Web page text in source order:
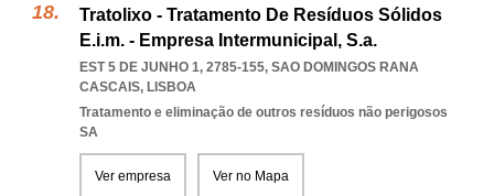
Tratolixo - Tratamento De Resíduos Sólidos
E.i.m. - Empresa Intermunicipal, S.a.
EST 5 DE JUNHO 1, 2785-155, SAO DOMINGOS RANA
CASCAIS, LISBOA
Tratamento e eliminação de outros resíduos não perigosos
SA
Ver empresa Ver no Mapa